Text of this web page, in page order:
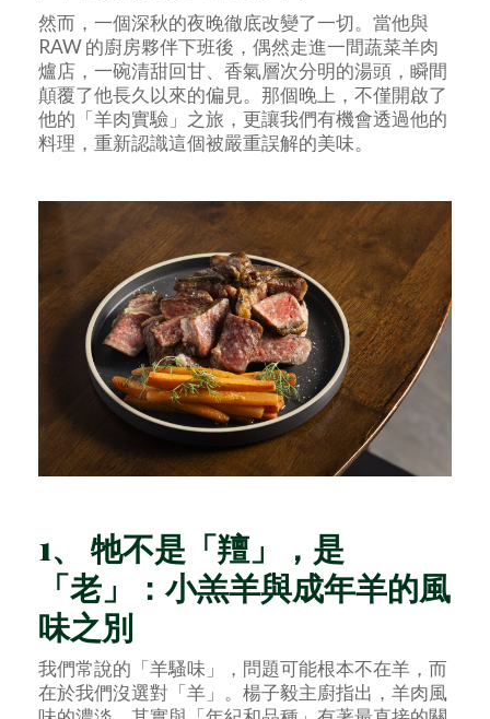
然而，一個深秋的夜晚徹底改變了一切。當他與
RAW 的廚房夥伴下班後，偶然走進一間蔬菜羊肉
爐店，一碗清甜回甘、香氣層次分明的湯頭，瞬間
顛覆了他長久以來的偏見。那個晚上，不僅開啟了
他的「羊肉實驗」之旅，更讓我們有機會透過他的
料理，重新認識這個被嚴重誤解的美味。
1、 牠不是「羶」，是
「老」：小羔羊與成年羊的風
味之別
我們常說的「羊騷味」，問題可能根本不在羊，而
在於我們沒選對「羊」。楊子毅主廚指出，羊肉風